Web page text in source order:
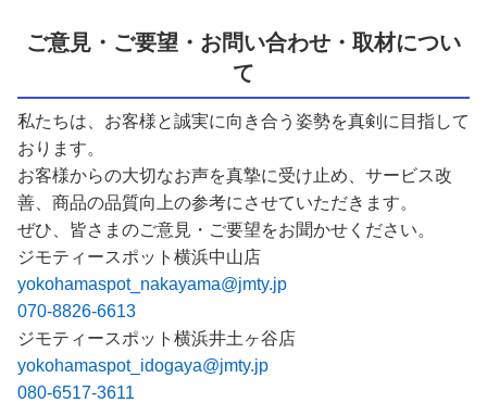
ご意見・ご要望・お問い合わせ・取材につい
て
私たちは、お客様と誠実に向き合う姿勢を真剣に目指して
おります。
お客様からの大切なお声を真摯に受け止め、サービス改
善、商品の品質向上の参考にさせていただきます。
ぜひ、皆さまのご意見・ご要望をお聞かせください。
ジモティースポット横浜中山店
yokohamaspot_nakayama@jmty.jp
070-8826-6613
ジモティースポット横浜井土ヶ谷店
yokohamaspot_idogaya@jmty.jp
080-6517-3611